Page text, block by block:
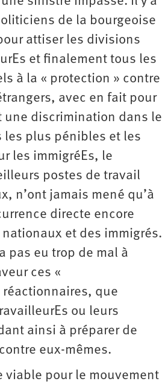
de la bourgeoise
attiser les divisions
et finalement tous les
à la « protection » contre
avec en fait pour
une discrimination dans le
les plus pénibles et les
les immigréEs, le
postes de travail
n’ont jamais mené qu’à
directe encore
et des immigrés.
pas eu trop de mal à
ces «
que
ou leurs
ainsi à préparer de
eux-mêmes.
viable pour le mouvement